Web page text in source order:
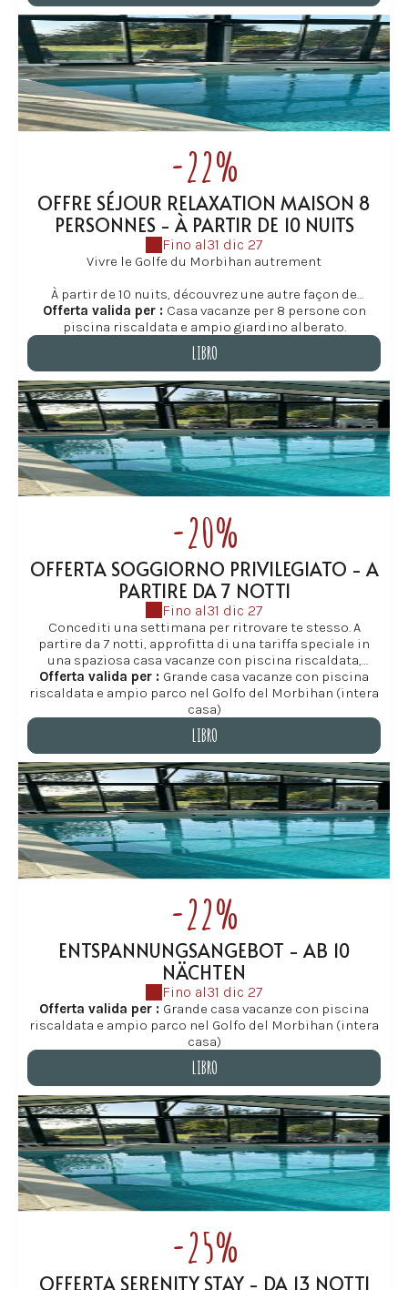
LIBRO
-22%
OFFRE SÉJOUR RELAXATION MAISON 8
PERSONNES - À PARTIR DE 10 NUITS
Fino al31 dic 27
Vivre le Golfe du Morbihan autrement
À partir de 10 nuits, découvrez une autre façon de
séjourner dans le Golfe du Morbihan, dans une grande
maison de vacances familiale à Baden.
Cette offre s’adresse aux familles et groupes qui
souhaitent ralentir le rythme, profiter pleinement de la
piscine chauffée, du grand parc et des nombreuses
activités autour de Baden et des îles du Golfe.
Idéal pour de vraies vacances en famlle, des
évènements familiaux ou des séjours entre amis où
chacun trouve sa place, dans un environnement calme
et préservé en Bretagne Sud.
Offerta valida per : Casa vacanze per 8 persone con
piscina riscaldata e ampio giardino alberato.
LIBRO
LIBRO
-20%
OFFERTA SOGGIORNO PRIVILEGIATO - A
PARTIRE DA 7 NOTTI
Fino al31 dic 27
Concediti una settimana per ritrovare te stesso. A
partire da 7 notti, approfitta di una tariffa speciale in
una spaziosa casa vacanze con piscina riscaldata,
disponibile da aprile a fine ottobre a Baden, nel cuore
del Golfo di Morbihan. Con i suoi ampi spazi, le
numerose camere da letto spaziose e i comfort adatti a
gruppi, la casa è perfetta per una vacanza rilassante con
la famiglia, gli amici o tra persone di diverse
generazioni. Più lungo sarà il tuo soggiorno, più
rigenerante sarà la tua vacanza.
Offerta valida per : Grande casa vacanze con piscina
riscaldata e ampio parco nel Golfo del Morbihan (intera
casa)
LIBRO
LIBRO
-22%
ENTSPANNUNGSANGEBOT - AB 10
NÄCHTEN
Fino al31 dic 27
Offerta valida per : Grande casa vacanze con piscina
riscaldata e ampio parco nel Golfo del Morbihan (intera
casa)
LIBRO
LIBRO
-25%
OFFERTA SERENITY STAY - DA 13 NOTTI